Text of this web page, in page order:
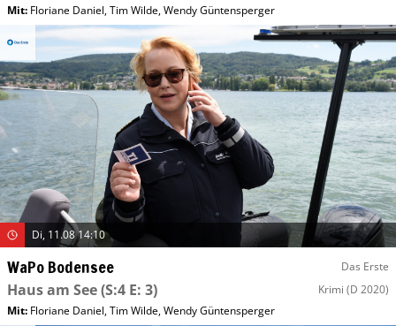
Mit: Floriane Daniel,Tim Wilde,Wendy Güntensperger
Di, 11.08 14:10
WaPo Bodensee Das Erste
Haus am See(S:4 E: 3) Krimi (D 2020)
Mit: Floriane Daniel,Tim Wilde,Wendy Güntensperger